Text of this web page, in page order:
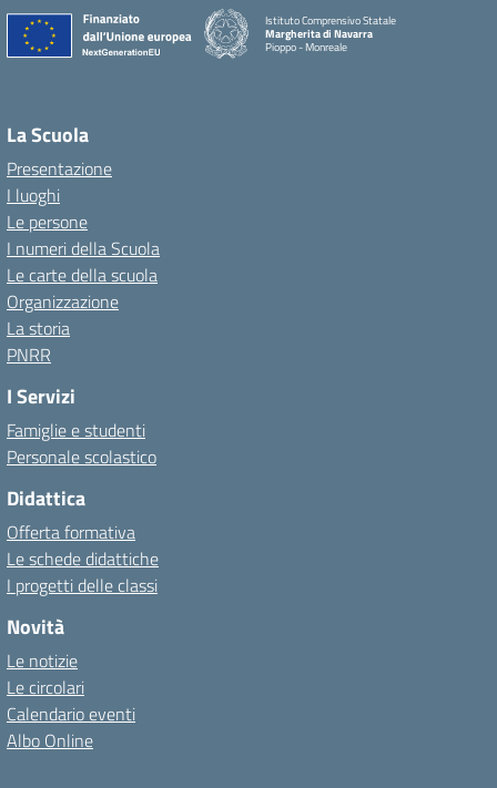
Istituto Comprensivo Statale
Margherita di Navarra
Pioppo - Monreale
La Scuola
Presentazione
I luoghi
Le persone
I numeri della Scuola
Le carte della scuola
Organizzazione
La storia
PNRR
I Servizi
Famiglie e studenti
Personale scolastico
Didattica
Offerta formativa
Le schede didattiche
I progetti delle classi
Novità
Le notizie
Le circolari
Calendario eventi
Albo Online